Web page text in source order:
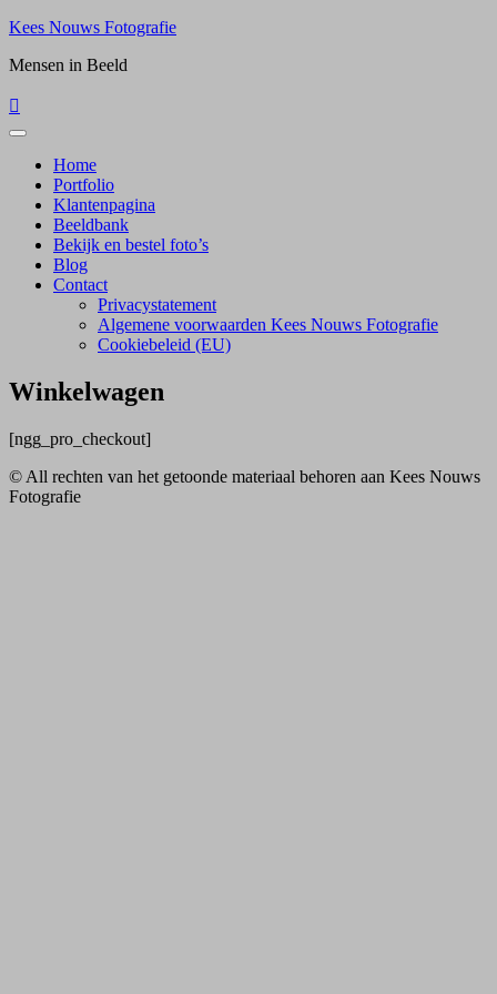
Skip
content
Kees Nouws Fotografie
Mensen in Beeld
Home
Portfolio
Klantenpagina
Beeldbank
Bekijk en bestel foto’s
Blog
Contact
Privacystatement
Algemene voorwaarden Kees Nouws Fotografie
Cookiebeleid (EU)
Winkelwagen
[ngg_pro_checkout]
© All rechten van het getoonde materiaal behoren aan Kees Nouws
Fotografie